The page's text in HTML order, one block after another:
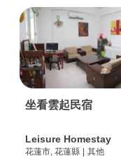
坐看雲起民宿
Leisure Homestay
花蓮市, 花蓮縣 其他